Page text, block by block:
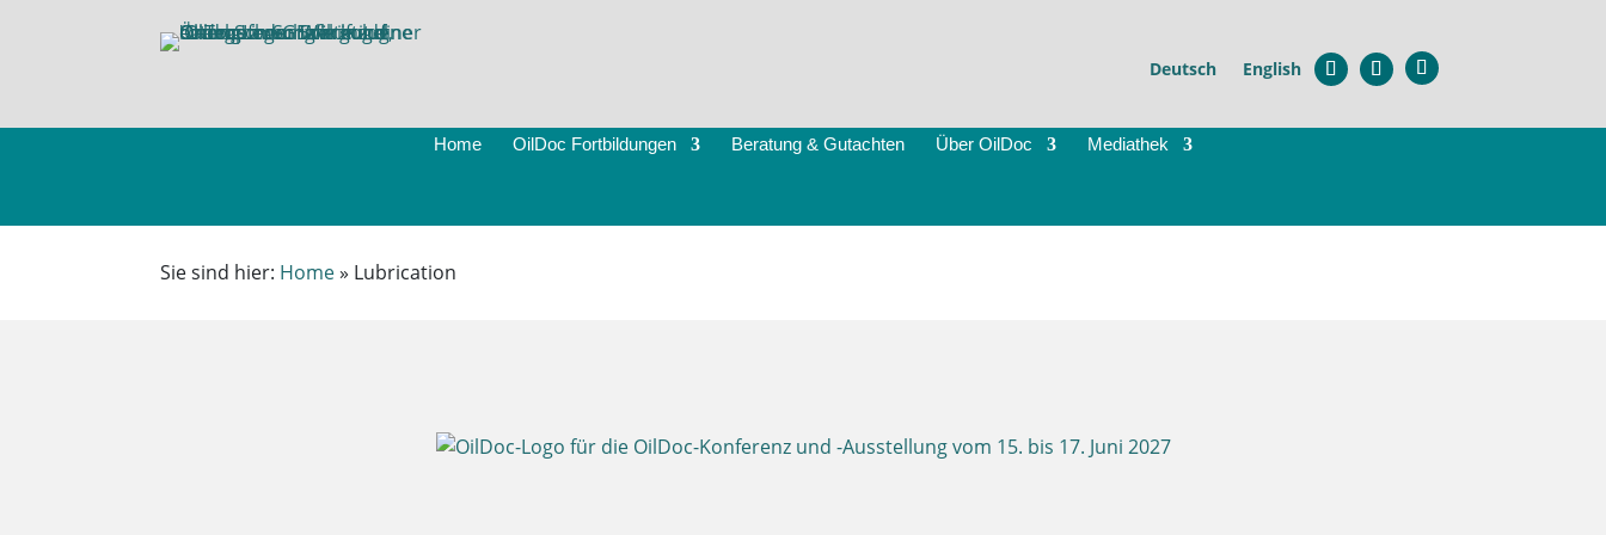
Deutsch English
Home OilDoc Fortbildungen Beratung & Gutachten Über OilDoc Mediathek
Sie sind hier: Home» Lubrication